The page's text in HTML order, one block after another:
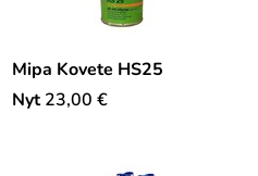
Mipa Kovete HS25
Nyt 23,00 €